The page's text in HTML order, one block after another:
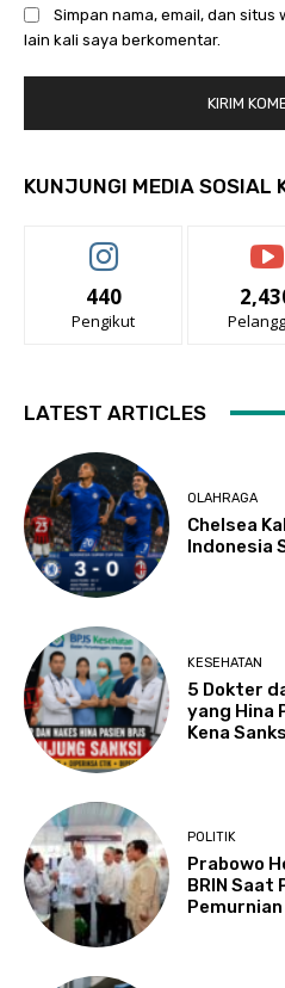
Simpan nama, email, dan
lain kali saya berkomentar.
KUNJUNGI MEDIA SOSIAL
440
Pengikut
LATEST ARTICLES
OLAHRAGA
Chelsea
Indonesia
KESEHATAN
5 Dokter
yang Hina
Kena
POLITIK
Prabowo
BRIN Saat